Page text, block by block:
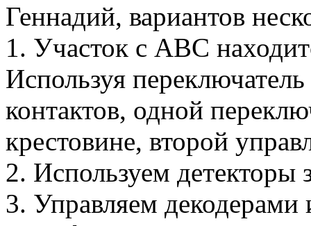
Геннадий, вариантов
1. Участок с ABС
Используя
контактов, одной
крестовине, второй
2. Используем детекторы
3. Управляем